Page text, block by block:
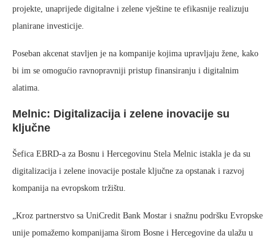
projekte, unaprijede digitalne i zelene vještine te efikasnije realizuju
planirane investicije.
Poseban akcenat stavljen je na kompanije kojima upravljaju žene, kako
bi im se omogućio ravnopravniji pristup finansiranju i digitalnim
alatima.
Melnic: Digitalizacija i zelene inovacije su
ključne
Šefica EBRD-a za Bosnu i Hercegovinu Stela Melnic istakla je da su
digitalizacija i zelene inovacije postale ključne za opstanak i razvoj
kompanija na evropskom tržištu.
„Kroz partnerstvo sa UniCredit Bank Mostar i snažnu podršku Evropske
unije pomažemo kompanijama širom Bosne i Hercegovine da ulažu u